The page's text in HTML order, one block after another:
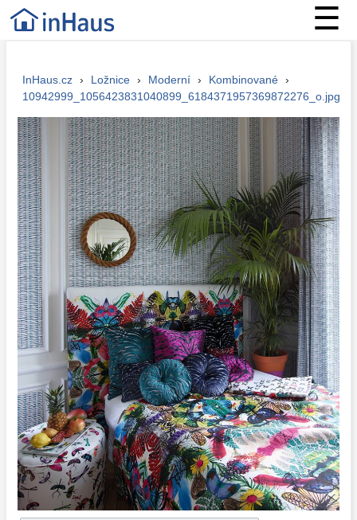
☰
InHaus.cz › Ložnice › Moderní › Kombinované ›
10942999_1056423831040899_6184371957369872276_o.jpg